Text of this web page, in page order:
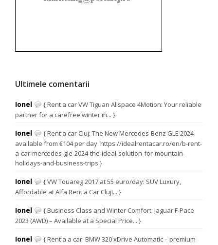
Ultimele comentarii
Ionel
{ Rent a car VW Tiguan Allspace 4Motion: Your reliable
partner for a carefree winter in... }
Ionel
{ Rent a car Cluj: The New Mercedes-Benz GLE 2024
available from €104 per day. https://idealrentacar.ro/en/b-rent-
a-car-mercedes-gle-2024-the-ideal-solution-for-mountain-
holidays-and-business-trips }
Ionel
{ VW Touareg 2017 at 55 euro/day: SUV Luxury,
Affordable at Alfa Rent a Car Cluj!... }
Ionel
{ Business Class and Winter Comfort: Jaguar F-Pace
2023 (AWD) – Available at a Special Price... }
Ionel
{ Rent a a car: BMW 320 xDrive Automatic – premium